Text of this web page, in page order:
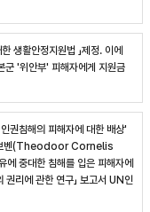
생활안정지원법 」제정. 이에
'위안부' 피해자에게 지원금
권침해의 피해자에 대한 배상'
보벤(Theodoor Cornelis
중대한 침해를 입은 피해자에
권리에 관한 연구」 보고서 UN인